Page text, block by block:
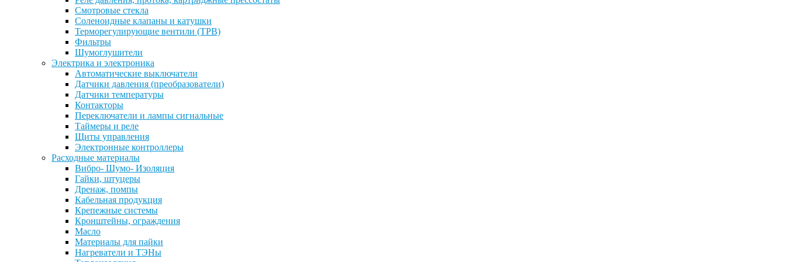
Смотровые стекла
Соленоидные клапаны и катушки
Терморегулирующие вентили (ТРВ)
Фильтры
Шумоглушители
Электрика и электроника
Автоматические выключатели
Датчики давления (преобразователи)
Датчики температуры
Контакторы
Переключатели и лампы сигнальные
Таймеры и реле
Щиты управления
Электронные контроллеры
Расходные материалы
Вибро- Шумо- Изоляция
Гайки, штуцеры
Дренаж, помпы
Кабельная продукция
Крепежные системы
Кронштейны, ограждения
Масло
Материалы для пайки
Нагреватели и ТЭНы